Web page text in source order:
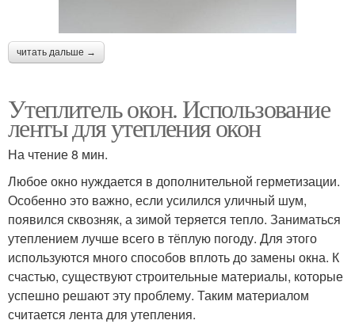
читать дальше →
Утеплитель окон. Использование
ленты для утепления окон
На чтение 8 мин.
Любое окно нуждается в дополнительной герметизации.
Особенно это важно, если усилился уличный шум,
появился сквозняк, а зимой теряется тепло. Заниматься
утеплением лучше всего в тёплую погоду. Для этого
используются много способов вплоть до замены окна. К
счастью, существуют строительные материалы, которые
успешно решают эту проблему. Таким материалом
считается лента для утепления.